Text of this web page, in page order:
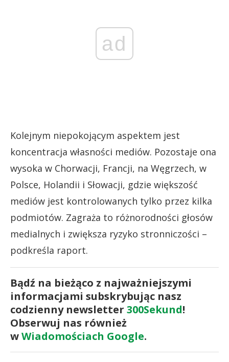
ad
Kolejnym niepokojącym aspektem jest
koncentracja własności mediów. Pozostaje ona
wysoka w Chorwacji, Francji, na Węgrzech, w
Polsce, Holandii i Słowacji, gdzie większość
mediów jest kontrolowanych tylko przez kilka
podmiotów. Zagraża to różnorodności głosów
medialnych i zwiększa ryzyko stronniczości –
podkreśla raport.
Bądź na bieżąco z najważniejszymi
informacjami subskrybując nasz
codzienny newsletter 300Sekund!
Obserwuj nas również
wWiadomościach Google.